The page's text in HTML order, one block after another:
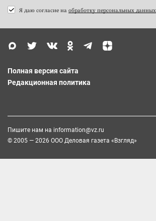
Я даю согласие на обработку персональных данных
Полная версия сайта
Редакционная политика
Пишите нам на information@vz.ru
© 2005 — 2026 ООО Деловая газета «Взгляд»